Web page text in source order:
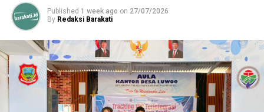
DON'T MISS
Plt. Bupati Bone Bolango Mendorong Organisasi Wanita
Fokus pada Pengentasan Kemiskinan dan Stunting
Published 1 week ago on 27/07/2026
By Redaksi Barakati